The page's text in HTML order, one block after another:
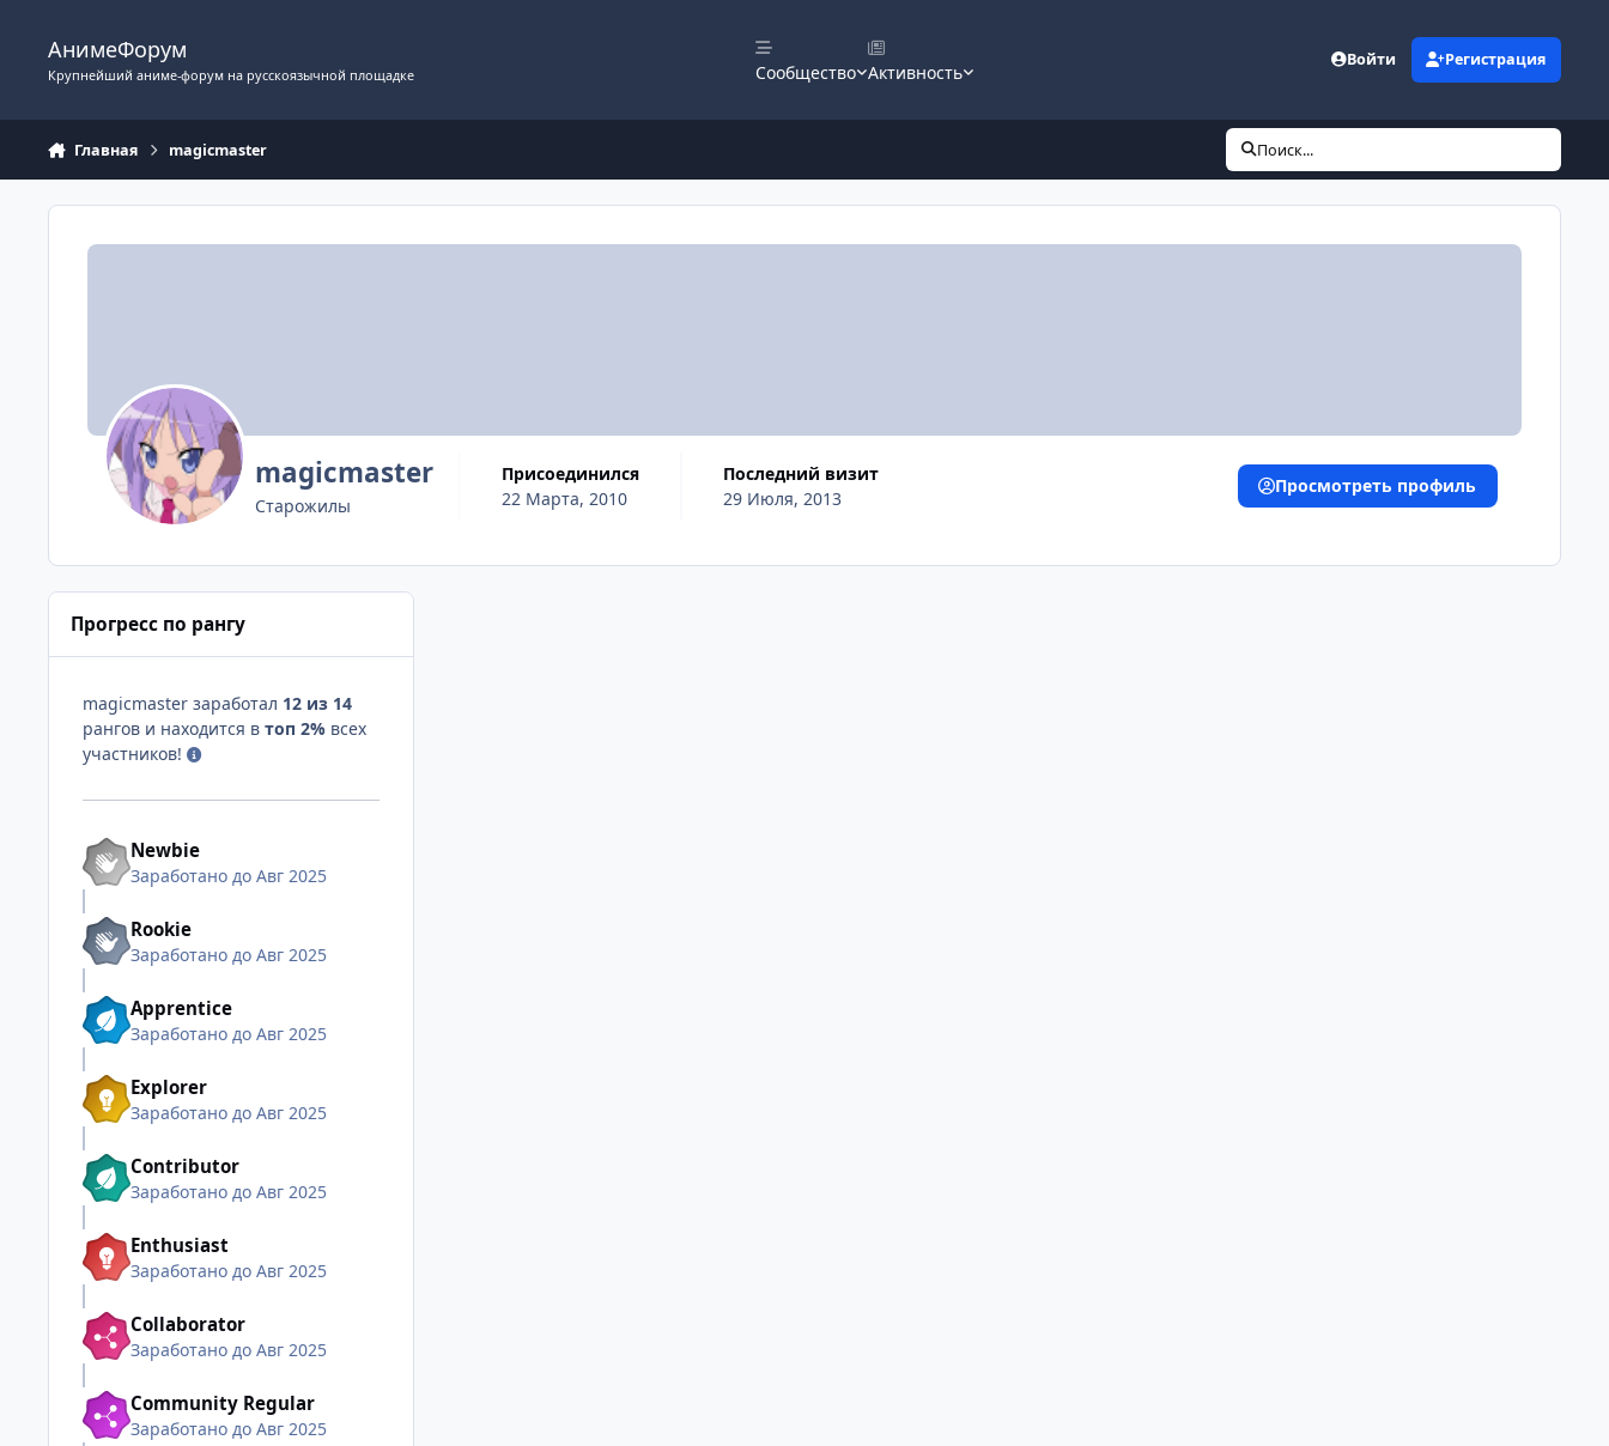
АнимеФорум
Крупнейший аниме-форум на русскоязычной площадке Сообщество Активность
Войти Регистрация
Главная magicmaster Поиск...
magicmaster
Старожилы
Присоединился
22 Марта, 2010
Последний визит
29 Июля, 2013
Просмотреть профиль
Прогресс по рангу
magicmaster заработал 12 из 14
рангов и находится в топ 2% всех
участников!
Newbie
Заработано до Авг 2025
Rookie
Заработано до Авг 2025
Apprentice
Заработано до Авг 2025
Explorer
Заработано до Авг 2025
Contributor
Заработано до Авг 2025
Enthusiast
Заработано до Авг 2025
Collaborator
Заработано до Авг 2025
Community Regular
Заработано до Авг 2025